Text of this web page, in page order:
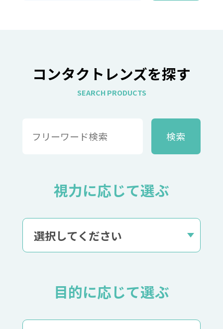
コンタクトレンズを探す
SEARCH PRODUCTS
視力に応じて選ぶ
目的に応じて選ぶ